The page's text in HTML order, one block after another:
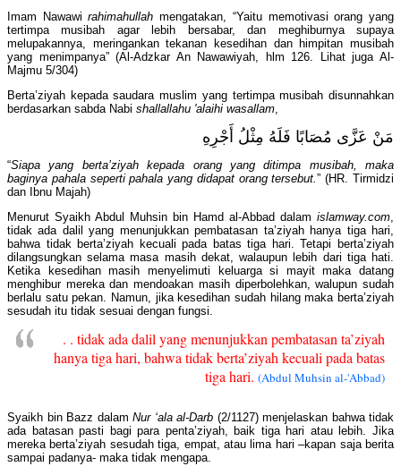
Imam Nawawirahimahullahmengatakan, “Yaitu memotivasi orang yang
tertimpa musibah agar lebih bersabar, dan meghiburnya supaya
melupakannya, meringankan tekanan kesedihan dan himpitan musibah
yang menimpanya” (Al-Adzkar An Nawawiyah, hlm 126. Lihat juga Al-
Majmu 5/304)
Berta’ziyah kepada saudara muslim yang tertimpa musibah disunnahkan
berdasarkan sabda Nabi shallallahu 'alaihi wasallam,
مَنْ عَزَّى مُصَابًا فَلَهُ مِثْلُ أَجْرِهِ
“Siapa yang berta’ziyah kepada orang yang ditimpa musibah, maka
baginya pahala seperti pahala yang didapat orang tersebut.” (HR. Tirmidzi
dan Ibnu Majah)
Menurut Syaikh Abdul Muhsin bin Hamd al-Abbad dalam islamway.com,
tidak ada dalil yang menunjukkan pembatasan ta’ziyah hanya tiga hari,
bahwa tidak berta’ziyah kecuali pada batas tiga hari. Tetapi berta’ziyah
dilangsungkan selama masa masih dekat, walaupun lebih dari tiga hati.
Ketika kesedihan masih menyelimuti keluarga si mayit maka datang
menghibur mereka dan mendoakan masih diperbolehkan, walupun sudah
berlalu satu pekan. Namun, jika kesedihan sudah hilang maka berta’ziyah
sesudah itu tidak sesuai dengan fungsi.
. . tidak ada dalil yang menunjukkan pembatasan ta’ziyah
hanya tiga hari, bahwa tidak berta’ziyah kecuali pada batas
tiga hari. (Abdul Muhsin al-'Abbad)
Syaikh bin Bazz dalam Nur ‘ala al-Darb (2/1127) menjelaskan bahwa tidak
ada batasan pasti bagi para penta’ziyah, baik tiga hari atau lebih. Jika
mereka berta’ziyah sesudah tiga, empat, atau lima hari –kapan saja berita
sampai padanya- maka tidak mengapa.